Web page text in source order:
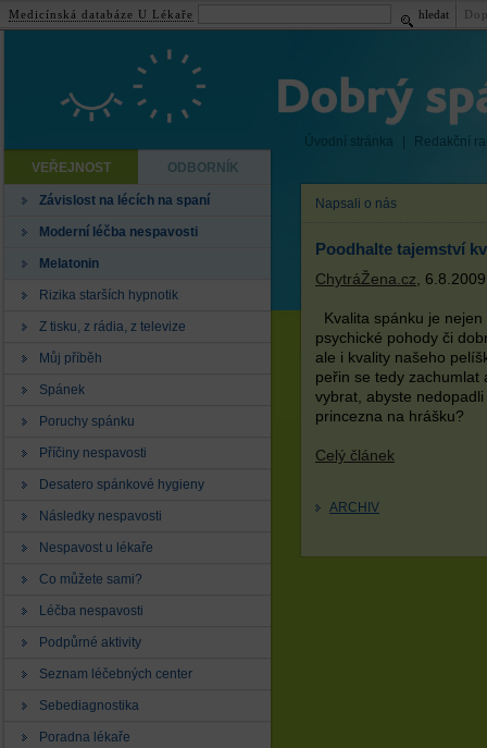
Úvodní stránka
Redakční
VEŘEJNOST
ODBORNÍK
Závislost na lécích na spaní
Moderní léčba nespavosti
Melatonin
Rizika starších hypnotik
Z tisku, z rádia, z televize
Můj příběh
Spánek
Poruchy spánku
Příčiny nespavosti
Desatero spánkové hygieny
Následky nespavosti
Nespavost u lékaře
Co můžete sami?
Léčba nespavosti
Podpůrné aktivity
Seznam léčebných center
Sebediagnostika
Poradna lékaře
Napsali o nás
Poodhalte tajemství
ChytráŽena.cz , 6.8.2009
Kvalita spánku je nejen
psychické pohody či
ale i kvality našeho
peřin se tedy zachumlat
vybrat, abyste nedopadli
princezna na hrášku?
Celý článek
ARCHIV
Medicínská databáze U Lékaře hledat